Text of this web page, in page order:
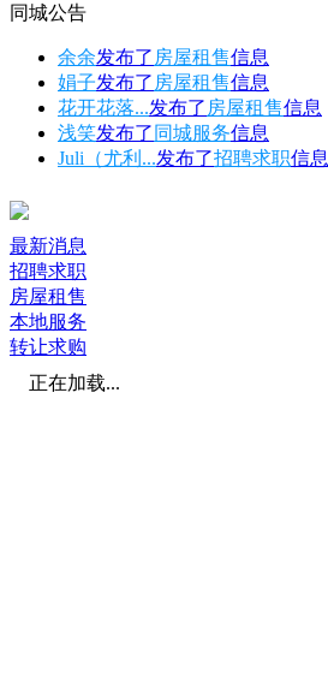
同城公告
余余发布了 房屋租售信息
娟子发布了 房屋租售信息
花开花落...发布了 房屋租售信息
浅笑发布了 同城服务信息
Juli（尤利...发布了招聘求职信息
最新消息
招聘求职
房屋租售
本地服务
转让求购
正在加载...